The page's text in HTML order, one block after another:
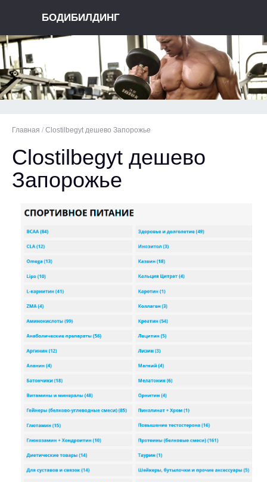
БОДИБИЛДИНГ
Главная / Clostilbegyt дешево Запорожье
Clostilbegyt дешево
Запорожье